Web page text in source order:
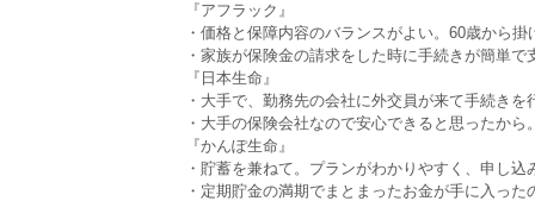
『アフラック』
・価格と保障内容のバランスがよい。60歳から
・家族が保険金の請求をした時に手続きが簡単
『日本生命』
・大手で、勤務先の会社に外交員が来て手続き
・大手の保険会社なので安心できると思ったから
『かんぽ生命』
・貯蓄を兼ねて。プランがわかりやすく、申し
・定期貯金の満期でまとまったお金が手に入っ